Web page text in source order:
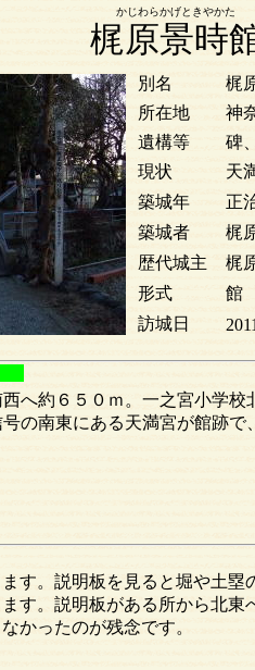
梶原景時
別名
梶
所在地
神
遺構等
碑
現状
天
築城年
正
築城者
梶
歴代城主
梶
形式
館
訪城日
西へ約６５０ｍ。一之宮小学
の南東にある天満宮が館跡で
かじわらかげときやかた
す。説明板を見ると堀や土
す。説明板がある所から北
かったのが残念です。